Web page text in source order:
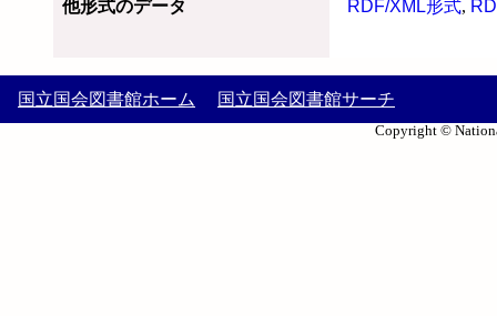
他形式のデータ RDF/XML形式,
国立国会図書館ホーム 国立国会図書館サーチ
Copyright ©